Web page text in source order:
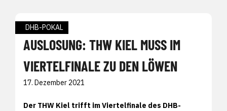
DHB-POKAL
AUSLOSUNG: THW KIEL MUSS IM
VIERTELFINALE ZU DEN LÖWEN
17. Dezember 2021
Der THW Kiel trifft im Viertelfinale des DHB-